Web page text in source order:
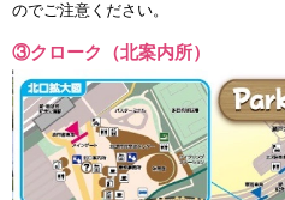
のでご注意ください。
③クローク（北案内所）